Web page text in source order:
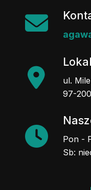
ul.
97-
Pon -
Sb: